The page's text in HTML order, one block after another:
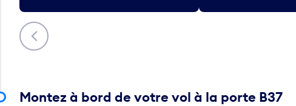
Précédent
Montez à bord de votre vol à la porte B37